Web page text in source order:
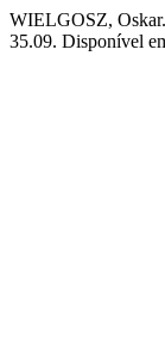
WIELGOSZ,
35.09. Disponível